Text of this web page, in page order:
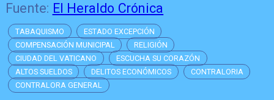
Fuente: El Heraldo Crónica
TABAQUISMO
ESTADO EXCEPCIÓN
COMPENSACIÓN MUNICIPAL
RELIGIÓN
CIUDAD DEL VATICANO
ESCUCHA SU CORAZÓN
ALTOS SUELDOS
DELITOS ECONÓMICOS
CONTRALORIA
CONTRALORA GENERAL